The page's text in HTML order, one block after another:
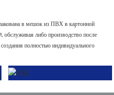
в мешок из ПВХ в картонной
либо производство после
полностью индивидуального